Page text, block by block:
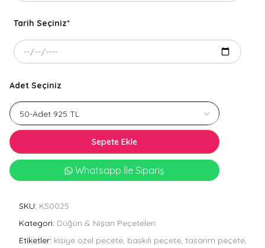
Tarih Seçiniz*
Adet Seçiniz
Sepete Ekle
Whatsapp İle Sipariş
SKU: KS0025
Kategori: Düğün & Nişan Peçeteleri
Etiketler: kisiye ozel pecete, baskılı peçete, tasarım peçete,